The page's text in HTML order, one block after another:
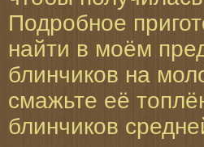
Подробное
найти в моём
блинчиков на
смажьте её
блинчиков